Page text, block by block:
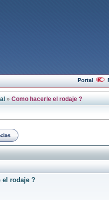
Portal
» Como hacerle el rodaje ?
el rodaje ?